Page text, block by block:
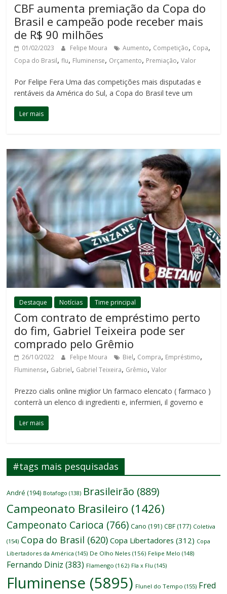
CBF aumenta premiação da Copa do
Brasil e campeão pode receber mais
de R$ 90 milhões
01/02/2023 Felipe Moura Aumento, Competição, Copa,
Copa do Brasil,flu, Fluminense, Orçamento, Premiação,Valor
Por Felipe Fera Uma das competições mais disputadas e
rentáveis da América do Sul, a Copa do Brasil teve um
Ler mais
Destaque Notícias Time principal
Com contrato de empréstimo perto
do fim, Gabriel Teixeira pode ser
comprado pelo Grêmio
26/10/2022 Felipe Moura Biel, Compra, Empréstimo,
Fluminense, Gabriel, Gabriel Teixeira, Grêmio,Valor
Prezzo cialis online miglior Un farmaco elencato ( farmaco )
conterrà un elenco di ingredienti e, infermieri, il governo e
Ler mais
#tags mais pesquisadas
André (194) Botafogo (138) Brasileirão (889)
Campeonato Brasileiro (1426)
Campeonato Carioca (766) Cano (191) CBF (177) Coletiva
(154) Copa do Brasil (620) Copa Libertadores (312) Copa
Libertadores da América (145) De Olho Neles (156) Felipe Melo (148)
Fernando Diniz (383) Flamengo (162) Fla x Flu (145)
Fluminense (5895) Flunel do Tempo (155) Fred